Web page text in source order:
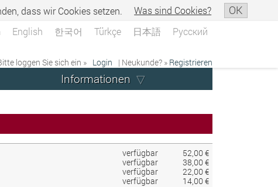
dass wir Cookies setzen. Was sind Cookies? OK
English 한국어 Türkçe 日本語 Русский
loggen Sie sich ein » Login | Neukunde? » Registrieren
Informationen
verfügbar
52,00 €
verfügbar
38,00 €
verfügbar
22,00 €
verfügbar
14,00 €